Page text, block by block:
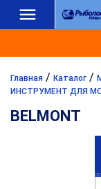
Главная / Каталог /
ИНСТРУМЕНТ ДЛЯ
BELMONT